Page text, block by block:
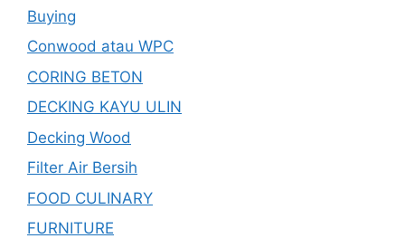
Buying
Conwood atau WPC
CORING BETON
DECKING KAYU ULIN
Decking Wood
Filter Air Bersih
FOOD CULINARY
FURNITURE